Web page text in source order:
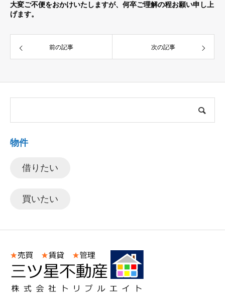
大変ご不便をおかけいたしますが、何卒ご理解の程お願い申し上
げます。
前の記事 次の記事
物件
借りたい
買いたい